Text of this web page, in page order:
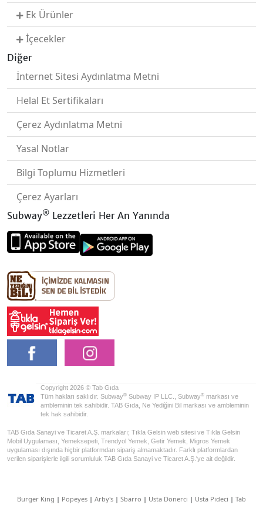
Ek Ürünler
İçecekler
Diğer
İnternet Sitesi Aydınlatma Metni
Helal Et Sertifikaları
Çerez Aydınlatma Metni
Yasal Notlar
Bilgi Toplumu Hizmetleri
Çerez Ayarları
Subway® Lezzetleri Her An Yanında
Copyright 2026 © Tab Gıda
Tüm hakları saklıdır. Subway® Subway IP LLC., Subway® markası ve
ambleminin tek sahibidir. TAB Gıda, Ne Yediğini Bil markası ve ambleminin
tek hak sahibidir.
TAB Gıda Sanayi ve Ticaret A.Ş. markaları; Tıkla Gelsin web sitesi ve Tıkla Gelsin
Mobil Uygulaması, Yemeksepeti, Trendyol Yemek, Getir Yemek, Migros Yemek
uygulaması dışında hiçbir platformdan sipariş almamaktadır. Farklı platformlardan
verilen siparişlerle ilgili sorumluluk TAB Gıda Sanayi ve Ticaret A.Ş.'ye ait değildir.
Burger King | Popeyes | Arby's | Sbarro | Usta Dönerci | Usta Pideci | Tab